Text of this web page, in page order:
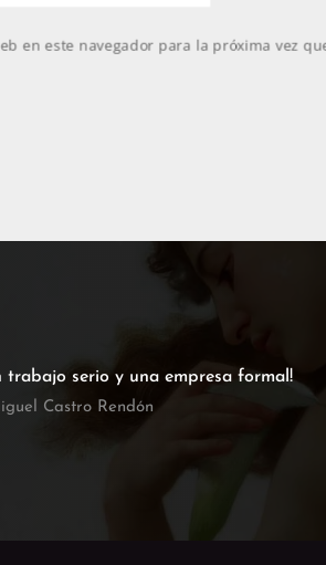
en este navegador para la próxima vez
trabajo serio y una empresa formal!
Castro Rendón